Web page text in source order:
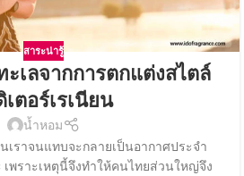
สาระน่ารู้
เลจากการตกแต่งสไตล์
เตอร์เรเนียน
น้ำหอม
เราจนแทบจะกลายเป็นอากาศประจำ
พราะเหตุนี้จึงทำให้คนไทยส่วนใหญ่จึง